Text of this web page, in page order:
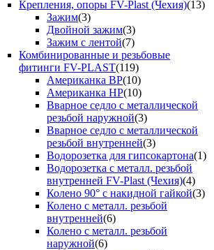
Крепления, опоры FV-Plast (Чехия)(13)
Зажим(3)
Двойной зажим(3)
Зажим с лентой(7)
Комбинированные и резьбовые
фитинги FV-PLAST(119)
Американка ВР(10)
Американка НР(10)
Вварное седло с металлической
резьбой наружной(3)
Вварное седло с металлической
резьбой внутренней(3)
Водорозетка для гипсокартона(1)
Водорозетка с металл. резьбой
внутренней FV-Plast (Чехия)(4)
Колено 90° с накидной гайкой(3)
Колено с металл. резьбой
внутренней(6)
Колено с металл. резьбой
наружной(6)